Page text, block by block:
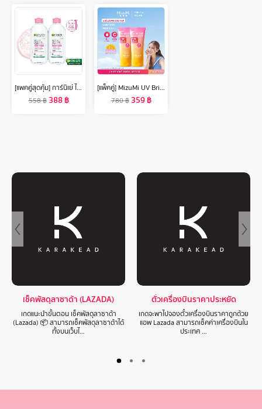
[แพคคู่สุดคุ้ม] การ์นิเย่ ไมเซล่าฝาชมพู คลีนซิ่ง วอเตอร์ เซนซิทีฟ สกิน 400มล GARNIER MICELLAR CLEANSING WATER 400MLX2 ล้างเครื่องสำอาง
558฿ 388฿
[แพ็คคู่] MizuMi UV Bright Body Serum (180 ml ) เซรั่มกันแดดทาผิวกาย เบาสบายผิว หอมละมุน ปกป้องผิวจากแดดและมลภาวะ
780฿ 359฿
เช็คพัสดุลาซาด้า (LAZADA)
เกดแนะนำขั้นตอน เช็คพัสดุลาซาด้า
(Lazada) 📦 สามารถเช็คพัสดุลาซาด้าได้
ทั้งบนเว็บไ…
ตั๋วเครื่องบินราคาประหยัด
เกดจะพาไปจองตั๋วเครื่องบินราคาถูกด้วย
แอพ Lazada สามารถเช็คค่าเครื่องบินใน
ประเทศ …